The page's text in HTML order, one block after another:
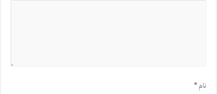
نام*